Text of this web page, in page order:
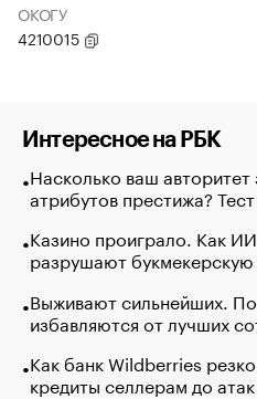
ОКОГУ
4210015
Интересное на РБК
Насколько ваш авторитет
атрибутов престижа?
Казино проиграло. Как
разрушают
Выживают сильнейших.
избавляются от лучших
Как банк Wildberries
кредиты селлерам до